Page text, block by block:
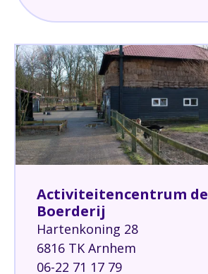
Activiteitencentrum de
Boerderij
Hartenkoning 28
6816 TK Arnhem
06-22 71 17 79